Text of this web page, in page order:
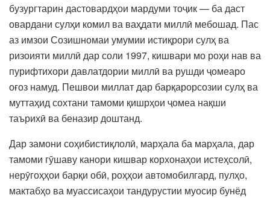
бузургтарин дастовардҳои мардуми тоҷик — ба даст
овардани сулҳи комил ва ваҳдати миллӣ мебошад. Пас
аз имзои Созишномаи умумии истиқрори сулҳ ва
ризоияти миллӣ дар соли 1997, кишвари мо роҳи нав ва
пурифтихори давлатдории миллӣ ва рушди ҷомеаро
оғоз намуд. Пешвои миллат дар барқарорсозии сулҳ ва
муттаҳид сохтани тамоми қишрҳои ҷомеа нақши
таърихӣ ва беназир доштанд.
Дар замони соҳибистиқлолӣ, марҳала ба марҳала, дар
тамоми гӯшаву канори кишвар корхонаҳои истеҳсолӣ,
нерӯгоҳҳои барқи обӣ, роҳҳои автомобилгард, пулҳо,
мактабҳо ва муассисаҳои тандурустии муосир бунёд